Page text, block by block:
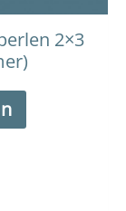
2×3
werden